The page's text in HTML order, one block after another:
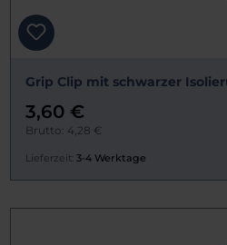
Grip Clip mit schwarzer
3,60 €
Brutto: 4,28 €
Lieferzeit: 3-4 Werktage